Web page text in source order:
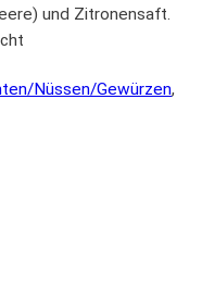
und Zitronensaft.
Nüssen/Gewürzen